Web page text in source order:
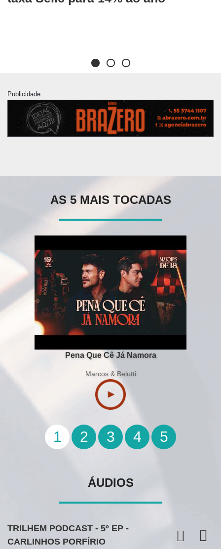
Publicidade
AS 5 MAIS TOCADAS
Pena Que Cê Já Namora
Marcos & Belutti
1 2 3 4 5
ÁUDIOS
TRILHEM PODCAST - 5º EP -
CARLINHOS PORFÍRIO